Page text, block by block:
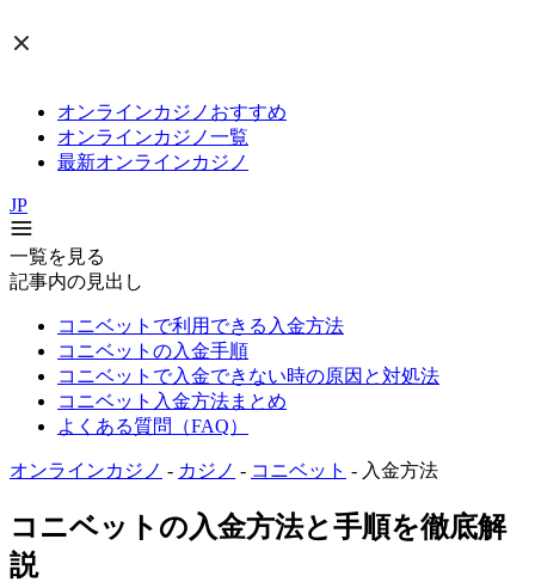
オンラインカジノおすすめ
オンラインカジノ一覧
最新オンラインカジノ
JP
一覧を見る
記事内の見出し
コニベットで利用できる入金方法
コニベットの入金手順
コニベットで入金できない時の原因と対処法
コニベット入金方法まとめ
よくある質問（FAQ）
オンラインカジノ - カジノ - コニベット - 入金方法
コニベットの入金方法と手順を徹底解
説